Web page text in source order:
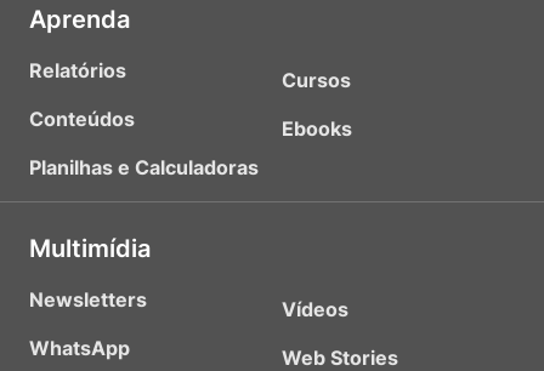
Aprenda
Relatórios
Conteúdos
Planilhas e Calculadoras
Cursos
Ebooks
Multimídia
Newsletters
WhatsApp
Vídeos
Web Stories